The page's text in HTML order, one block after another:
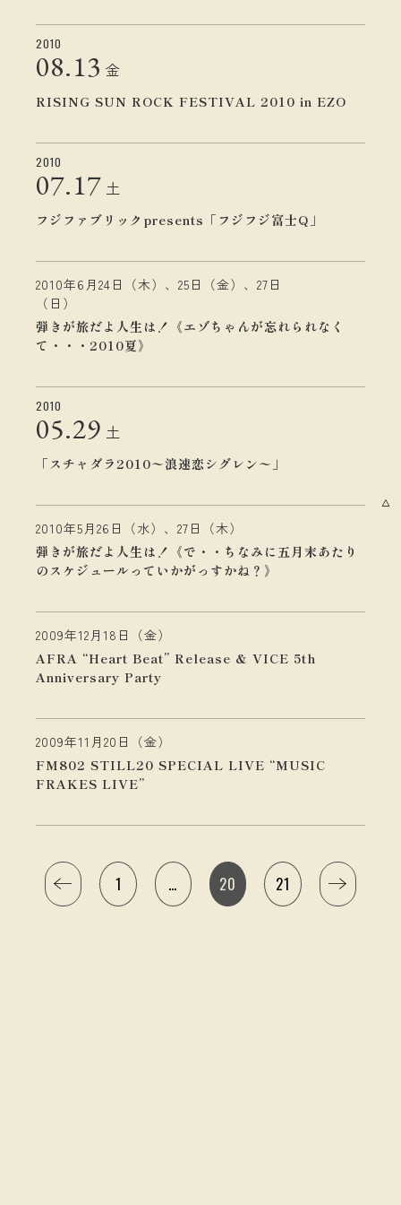
2010
08.13 金
RISING SUN ROCK FESTIVAL 2010 in EZO
2010
07.17 土
フジファブリックpresents「フジフジ富士Q」
2010年6月24日（木）、25日（金）、27日
（日）
弾きが旅だよ人生は！《エゾちゃんが忘れられなく
て・・・2010夏》
2010
05.29 土
「スチャダラ2010〜浪速恋シグレン〜」
2010年5月26日（水）、27日（木）
弾きが旅だよ人生は！《で・・ちなみに五月末あたり
のスケジュールっていかがっすかね？》
2009年12月18日（金）
AFRA “Heart Beat” Release & VICE 5th
Anniversary Party
2009年11月20日（金）
FM802 STILL20 SPECIAL LIVE “MUSIC
FRAKES LIVE”
1 … 20 21